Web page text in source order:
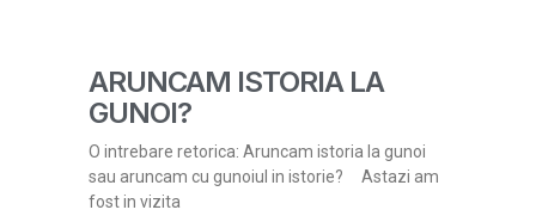
ARUNCAM ISTORIA LA
GUNOI?
O intrebare retorica: Aruncam istoria la gunoi
sau aruncam cu gunoiul in istorie? Astazi am
fost in vizita